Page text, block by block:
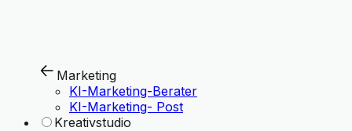
Marketing
KI-Marketing-Berater
KI-Marketing- Post
Kreativstudio